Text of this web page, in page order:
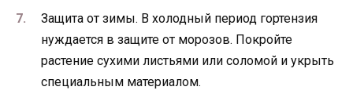
Защита от зимы. В холодный период гортензия
нуждается в защите от морозов. Покройте
растение сухими листьями или соломой и укрыть
специальным материалом.